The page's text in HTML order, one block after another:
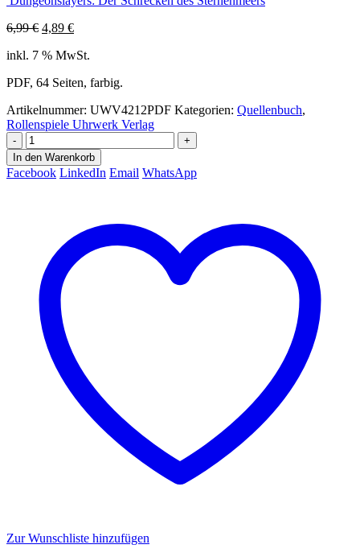
6,99€ Ursprünglicher
war:
4,89 €Aktueller
ist:
inkl. 7 % MwSt.
PDF, 64 Seiten, farbig.
Artikelnummer: UWV4212PDF Kategorien: Quellenbuch,
Rollenspiele Uhrwerk Verlag
-
+
In den Warenkorb
Facebook LinkedIn Email WhatsApp
Zur Wunschliste hinzufügen